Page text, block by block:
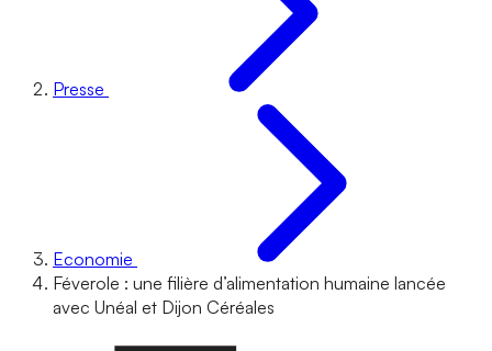
Presse
Economie
Féverole : une filière d’alimentation humaine lancée
avec Unéal et Dijon Céréales